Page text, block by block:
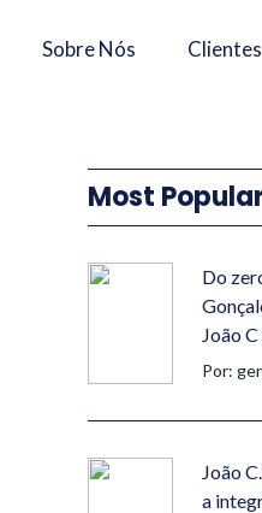
Sobre Nós Clientes
Most
Do
João
Por:
João
a